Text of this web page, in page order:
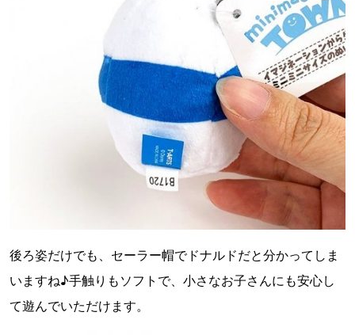
後ろ姿だけでも、セーラー帽でドナルドだと分かってしま
いますね♪手触りもソフトで、小さなお子さんにも安心し
て遊んでいただけます。